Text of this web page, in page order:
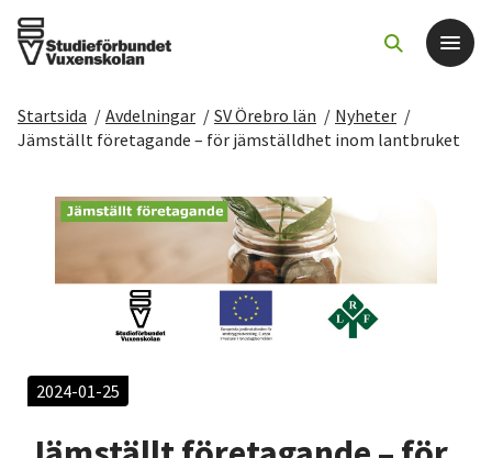
Det här gör vi
För dig som
Sök kurser och evenemang
Starta studiecirkel
Cirkelledare
Startsida / Avdelningar / SV Örebro län / Nyheter /
Jämställt företagande – för jämställdhet inom lantbruket
2024-01-25